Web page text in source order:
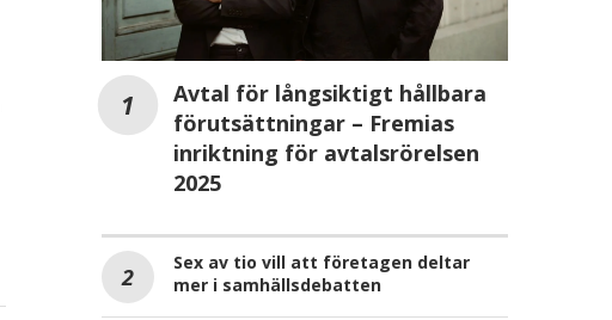
Avtal för långsiktigt hållbara
förutsättningar – Fremias
inriktning för avtalsrörelsen
2025
Sex av tio vill att företagen deltar
mer i samhällsdebatten